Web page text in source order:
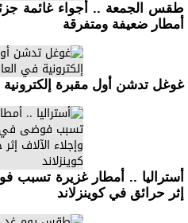
طقس الجمعة .. أجواء غائمة
أمطار ضعيفة ومتفرقة
غوغل تدشن أول مقبرة إلكترونية
أستراليا .. أمطار غزيرة تسبب
إثر حرائق في كوينزلاند